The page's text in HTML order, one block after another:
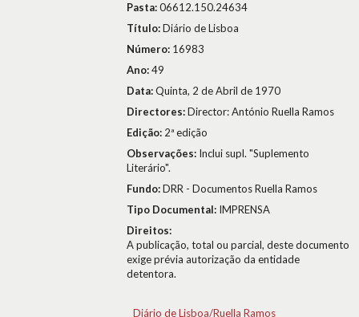
Pasta:06612.150.24634
Título:Diário de Lisboa
Número: 16983
Ano:49
Data:Quinta, 2 de Abril de 1970
Directores:Director: António Ruella Ramos
Edição: 2ª edição
Observações: Inclui supl. "Suplemento
Literário".
Fundo:DRR - Documentos Ruella Ramos
Tipo Documental: IMPRENSA
Direitos:
A publicação, total ou parcial, deste documento
exige prévia autorização da entidade
detentora.
Diário de Lisboa/Ruella Ramos